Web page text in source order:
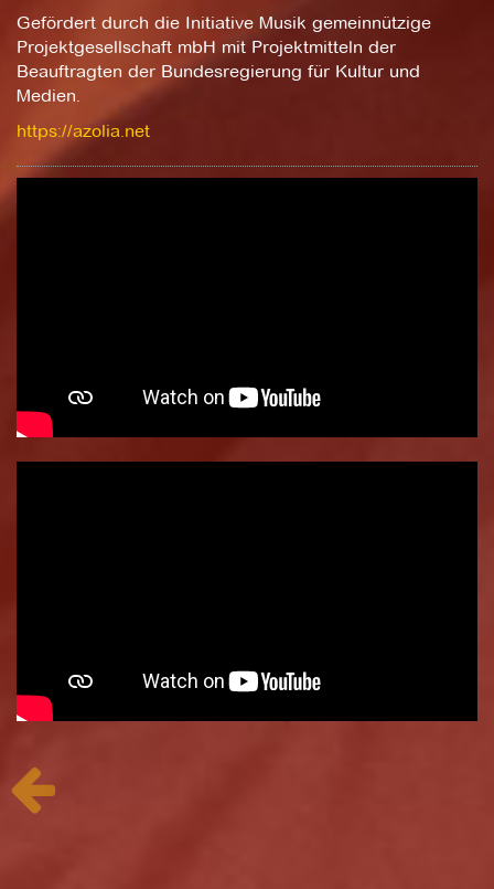
Gefördert durch die Initiative Musik gemeinnützige
Projektgesellschaft mbH mit Projektmitteln der
Beauftragten der Bundesregierung für Kultur und
Medien.
https://azolia.net